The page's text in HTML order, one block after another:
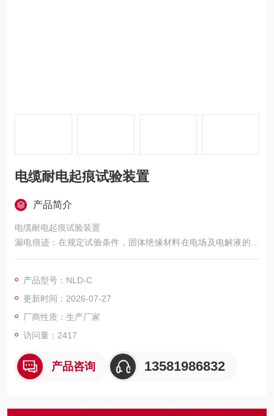
电缆耐电起痕试验装置
产品简介
电缆耐电起痕试验装置
漏电痕迹：在规定试验条件，固体绝缘材料在电场及电解液的联
合作用下，其表面逐渐形成的导电通路叫漏电痕迹。
电线电缆耐电痕试验仪主要试验原理是通过高压源输出一定的高
压，试样在高压和电解液的联合作用下，判断在几个周期内试样
接地端的电流是否超过1A，从而判断固体绝缘材料的绝缘性能。
产品型号：NLD-C
更新时间：2026-07-27
厂商性质：生产厂家
访问量：2417
产品咨询 13581986832